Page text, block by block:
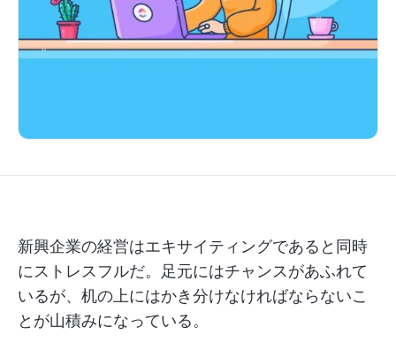
新興企業の経営はエキサイティングであると同時
にストレスフルだ。足元にはチャンスがあふれて
いるが、机の上にはかき分けなければならないこ
とが山積みになっている。